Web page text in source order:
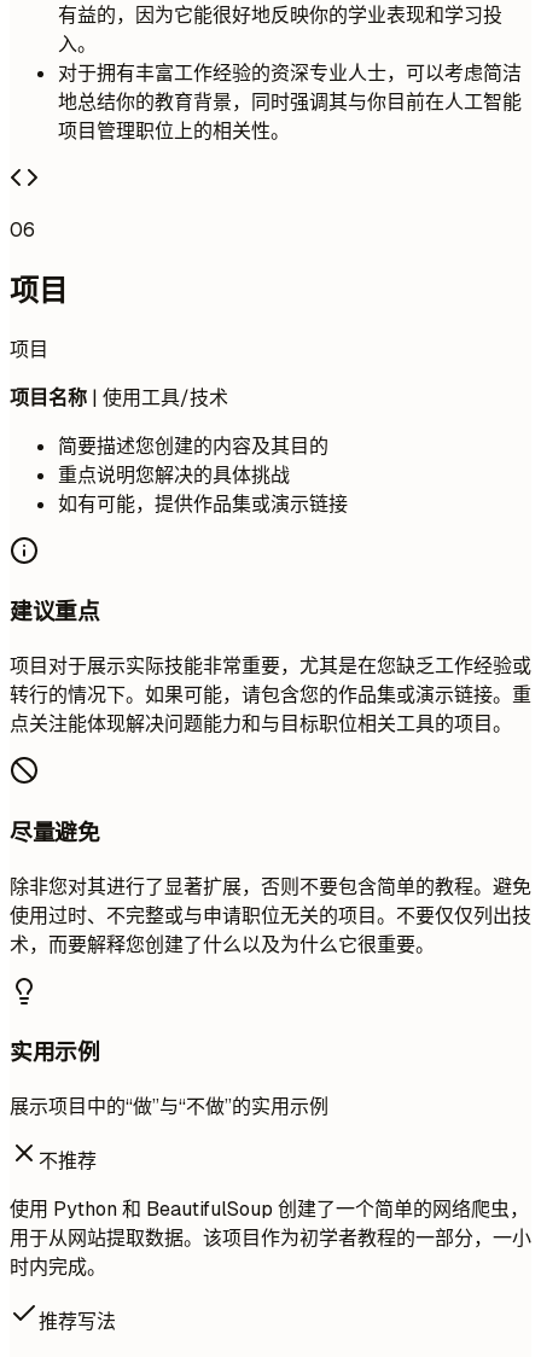
有益的，因为它能很好地反映你的学业表现和学习投
入。
对于拥有丰富工作经验的资深专业人士，可以考虑简洁
地总结你的教育背景，同时强调其与你目前在人工智能
项目管理职位上的相关性。
06
项目
项目
项目名称 | 使用工具/技术
简要描述您创建的内容及其目的
重点说明您解决的具体挑战
如有可能，提供作品集或演示链接
建议重点
项目对于展示实际技能非常重要，尤其是在您缺乏工作经验或
转行的情况下。如果可能，请包含您的作品集或演示链接。重
点关注能体现解决问题能力和与目标职位相关工具的项目。
尽量避免
除非您对其进行了显著扩展，否则不要包含简单的教程。避免
使用过时、不完整或与申请职位无关的项目。不要仅仅列出技
术，而要解释您创建了什么以及为什么它很重要。
实用示例
展示项目中的“做”与“不做”的实用示例
不推荐
使用 Python 和 BeautifulSoup 创建了一个简单的网络爬虫，
用于从网站提取数据。该项目作为初学者教程的一部分，一小
时内完成。
推荐写法